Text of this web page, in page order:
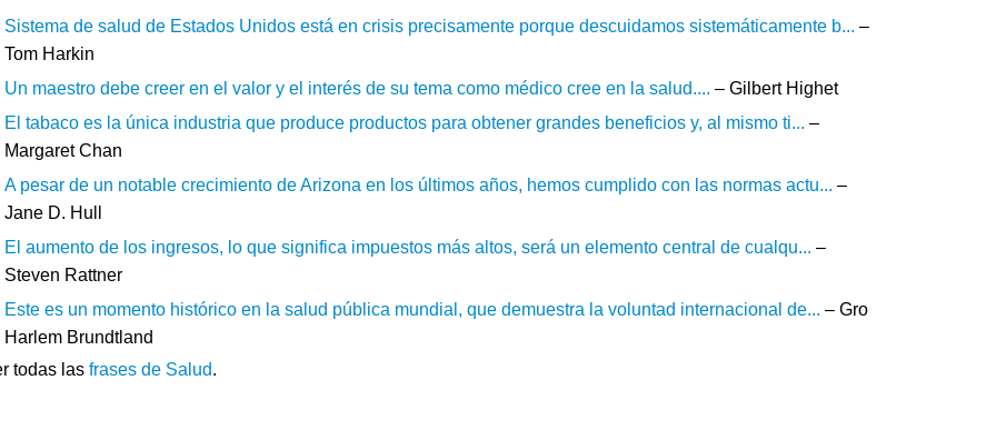
Sistema de salud de Estados Unidos está en crisis precisamente porque descuidamos sistemáticamente b... –
Tom Harkin
Un maestro debe creer en el valor y el interés de su tema como médico cree en la salud.... – Gilbert Highet
El tabaco es la única industria que produce productos para obtener grandes beneficios y, al mismo ti... –
Margaret Chan
A pesar de un notable crecimiento de Arizona en los últimos años, hemos cumplido con las normas actu... –
Jane D. Hull
El aumento de los ingresos, lo que significa impuestos más altos, será un elemento central de cualqu... –
Steven Rattner
Este es un momento histórico en la salud pública mundial, que demuestra la voluntad internacional de... – Gro
Harlem Brundtland
todas las frases de Salud.